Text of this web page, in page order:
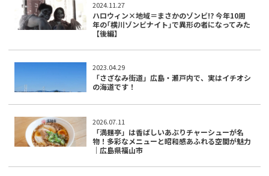
2024.11.27
ハロウィン×地域＝まさかのゾンビ!? 今年10周
年の｢横川ゾンビナイト｣で異形の者になってみた
【後編】
2023.04.29
「さざなみ街道」広島・瀬戸内で、実はイチオシ
の海道です！
2026.07.11
「満麺亭」は香ばしいあぶりチャーシューが名
物！多彩なメニューと昭和感あふれる空間が魅力
｜広島県福山市